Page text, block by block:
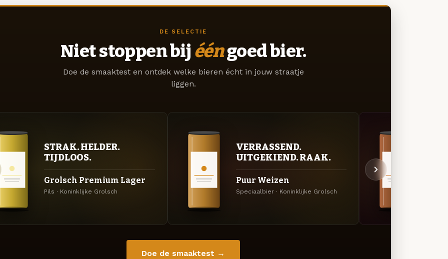
DE SELECTIE
Niet stoppen bij ééngoed bier.
Doe de smaaktest en ontdek welke bieren écht in jouw straatje
liggen.
STRAK. HELDER.
TIJDLOOS.
Grolsch Premium Lager
Pils · Koninklijke Grolsch
VERRASSEND.
UITGEKIEND. RAAK.
Puur Weizen
Speciaalbier · Koninklijke Grolsch
Doe de smaaktest →